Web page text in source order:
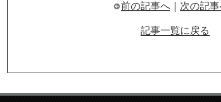
前の記事へ 次の記
記事一覧に戻る